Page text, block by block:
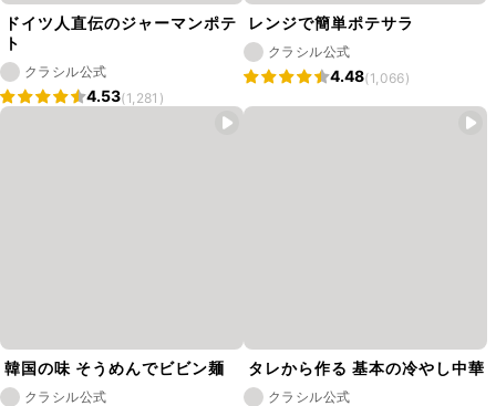
ドイツ人直伝のジャーマンポテ
ト
クラシル公式
4.53(1,281)
レンジで簡単ポテサラ
クラシル公式
4.48(1,066)
韓国の味 そうめんでビビン麺
クラシル公式
タレから作る 基本の冷やし中華
クラシル公式